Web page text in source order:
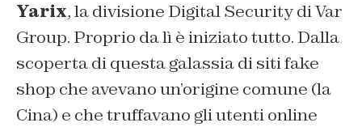
Yarix, la divisione Digital Security di Var
Group. Proprio da lì è iniziato tutto. Dalla
scoperta di questa galassia di siti fake
shop che avevano un’origine comune (la
Cina) e che truffavano gli utenti online